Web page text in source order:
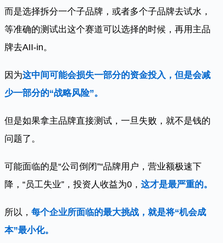
而是选择拆分一个子品牌，或者多个子品牌去试水，
等准确的测试出这个赛道可以选择的时候，再用主品
牌去AII-in。
因为这中间可能会损失一部分的资金投入，但是会减
少一部分的“战略风险”。
但是如果拿主品牌直接测试，一旦失败，就不是钱的
问题了。
可能面临的是“公司倒闭”“品牌用户，营业额极速下
降，“员工失业”，投资人收益为0，这才是最严重的。
所以，每个企业所面临的最大挑战，就是将“机会成
本”最小化。